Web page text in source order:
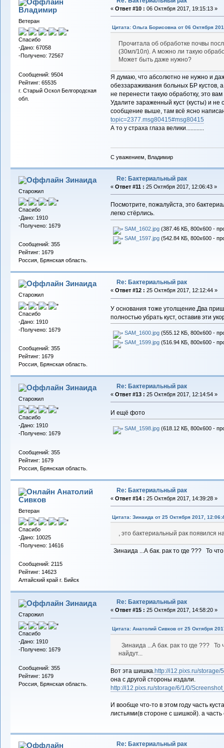
Владимиp
Ветеран
Спасибо
-Дано: 67058
-Получено: 72567
Сообщений: 9504
Рейтинг: 65535
г. Старый Оскол Белгородская
обл.
« Ответ #10 : 06 Октября 2017, 19:15:13 »
Цитата: Ольга Борисовна от 06 Октября
Прочитала об обработке почвы
(30мл/10л). А можно ли такую
Может быть даже нужно?
Я думаю, что абсолютно не нужно и
обеззараживания больных БР кустов,
не перенести такую обработку, это
Удалите зараженный куст (кусты) и
сообщение выше, там всё ясно
topic=2377.msg80415#msg80415
А то у страха глаза велики............
С уважением, Владимир
Зинаида
Старожил
Спасибо
-Дано: 1910
-Получено: 1679
Сообщений: 355
Рейтинг: 1679
Россия, Брянская область.
Re: Бактериальный рак
« Ответ #11 : 25 Октября 2017, 12:06:43 »
Посмотрите, пожалуйста, это
легко стёрлись.
SAM_1602.jpg(387.46 КБ, 800x600 -
SAM_1597.jpg(542.84 КБ, 800x600 -
Зинаида
Старожил
Спасибо
-Дано: 1910
-Получено: 1679
Сообщений: 355
Рейтинг: 1679
Россия, Брянская область.
Re: Бактериальный рак
« Ответ #12 : 25 Октября 2017, 12:12:44 »
У основания тоже утолщение.Два
полностью убрать куст, оставив эти
SAM_1600.jpg(555.12 КБ, 800x600 -
SAM_1599.jpg(516.94 КБ, 800x600 -
Зинаида
Старожил
Спасибо
-Дано: 1910
-Получено: 1679
Сообщений: 355
Рейтинг: 1679
Россия, Брянская область.
Re: Бактериальный рак
« Ответ #13 : 25 Октября 2017, 12:14:54 »
И ещё фото
SAM_1598.jpg(618.12 КБ, 800x600 -
Анатолий
Сивков
Ветеран
Спасибо
-Дано: 10025
-Получено: 14616
Сообщений: 2115
Рейтинг: 14623
Алтайский край г. Бийск
Re: Бактериальный рак
« Ответ #14 : 25 Октября 2017, 14:39:28 »
Цитата: Зинаида от 25 Октября 2017,
, это бактериальный рак появился
Зинаида ...А бак. рак то где ??? То
Зинаида
Старожил
Спасибо
-Дано: 1910
-Получено: 1679
Сообщений: 355
Рейтинг: 1679
Россия, Брянская область.
Re: Бактериальный рак
« Ответ #15 : 25 Октября 2017, 14:58:20 »
Цитата: Анатолий Сивков от 25 Октября
Зинаида ...А бак. рак то где ??? То
найдут...
Вот эта шишка. http://i12.pixs.ru/
она с другой стороны издали.
http://i12.pixs.ru/storage/6/1/0/
И вообще что-то в этом году часть
листьями(в стороне с шишкой). а
Re: Бактериальный рак